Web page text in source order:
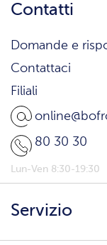
Contatti
Domande e
Contattaci
Filiali
80 30 30
Lun-Ven 8:30-19:30
Servizio